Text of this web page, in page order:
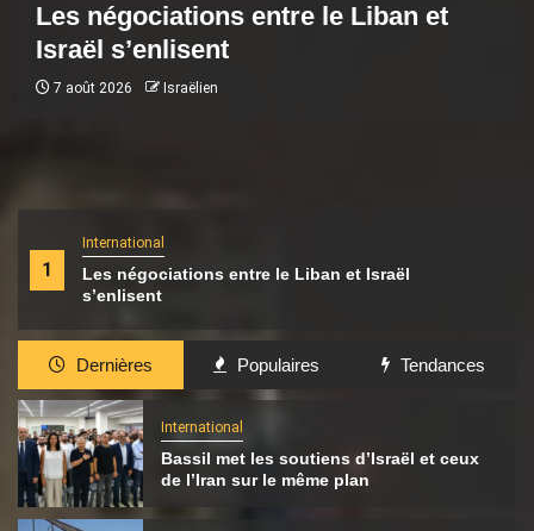
1
International
Les négociations entre le Liban et Israël
s’enlisent
Les négociations entre le Liban et
Israël s’enlisent
7 août 2026 Israëlien
Dernières Populaires Tendances
International
Bassil met les soutiens d’Israël et ceux
de l’Iran sur le même plan